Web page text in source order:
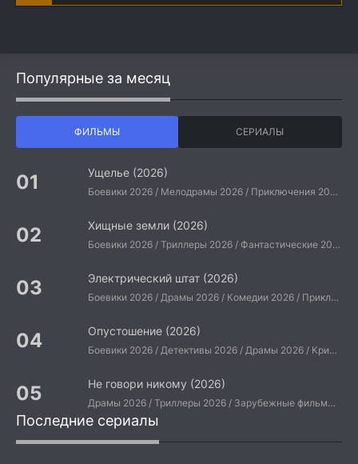
Популярные за месяц
ФИЛЬМЫ СЕРИАЛЫ
Ущелье (2026)
Боевики 2026 / Мелодрамы 2026 / Приключения 2026 / Ужасы 2026 / Фантастические 2026 / Зарубежные фильмы 2026 / Американские фильмы / Фильмы 2026
Хищные земли (2026)
Боевики 2026 / Триллеры 2026 / Фантастические 2026 / Зарубежные фильмы 2026 / Американские фильмы / Фильмы 2026
Электрический штат (2026)
Боевики 2026 / Драмы 2026 / Комедии 2026 / Приключения 2026 / Фантастические 2026 / Зарубежные фильмы 2026 / Американские фильмы / Фильмы 2026
Опустошение (2026)
Боевики 2026 / Детективы 2026 / Драмы 2026 / Криминальные фильмы 2026 / Триллеры 2026 / Зарубежные фильмы 2026 / Американские фильмы / Фильмы 2026
Не говори никому (2026)
Драмы 2026 / Триллеры 2026 / Зарубежные фильмы 2026 / Американские фильмы / Фильмы 2026
Последние сериалы